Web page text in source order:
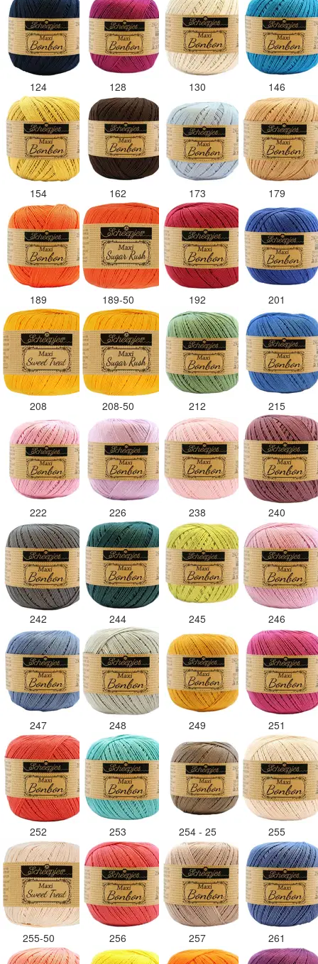
124 128 130 146
154 162 173 179
189 189-50 192 201
208 208-50 212 215
222 226 238 240
242 244 245 246
247 248 249 251
252 253 254 - 25 255
255-50 256 257 261